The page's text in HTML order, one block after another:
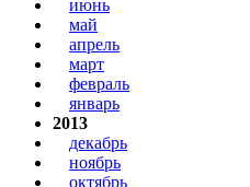
июнь
май
апрель
март
февраль
январь
2013
декабрь
ноябрь
октябрь